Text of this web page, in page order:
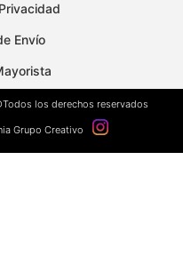
Envío
los derechos reservados
Grupo Creativo